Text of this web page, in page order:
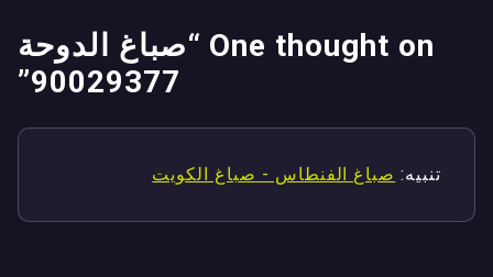
One thought on “
صباغ الدوحة
90029377
”
تنبيه:صباغ الفنطاس - صباغ الكويت